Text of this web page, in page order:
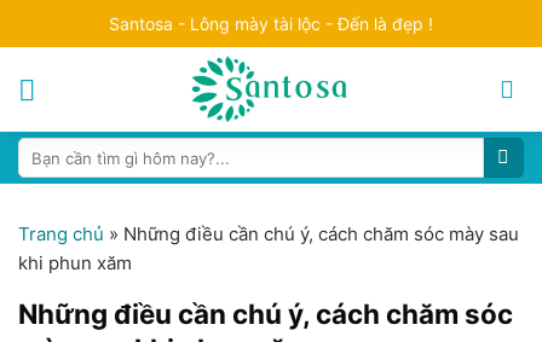
to
content
Santosa - Lông mày tài lộc - Đến là đẹp !
Search
for:
Trang chủ » Những điều cần chú ý, cách chăm sóc mày sau
khi phun xăm
Những điều cần chú ý, cách chăm sóc